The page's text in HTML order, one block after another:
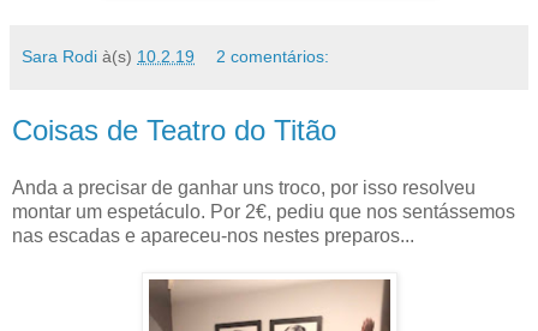
Sara Rodi à(s) 10.2.19 2 comentários:
Coisas de Teatro do Titão
Anda a precisar de ganhar uns troco, por isso resolveu
montar um espetáculo. Por 2€, pediu que nos sentássemos
nas escadas e apareceu-nos nestes preparos...